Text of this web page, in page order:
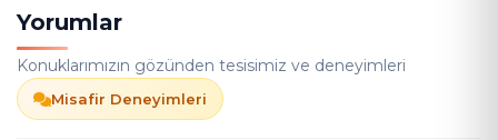
Yorumlar
Konuklarımızın gözünden tesisimiz ve deneyimleri
Misafir Deneyimleri